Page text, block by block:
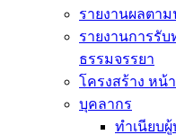
รายงานผลตาม
รายงานการรั
ธรรมจรรยา
โครงสร้าง หน้
บุคลากร
ทำเนียบ